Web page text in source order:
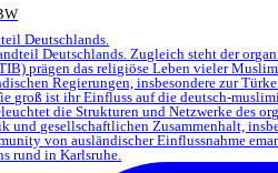
Deutschlands.
rund in Karlsruhe.